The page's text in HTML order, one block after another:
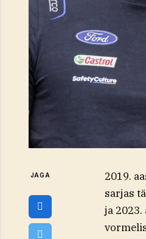
JAGA
2019.
sarjas
ja